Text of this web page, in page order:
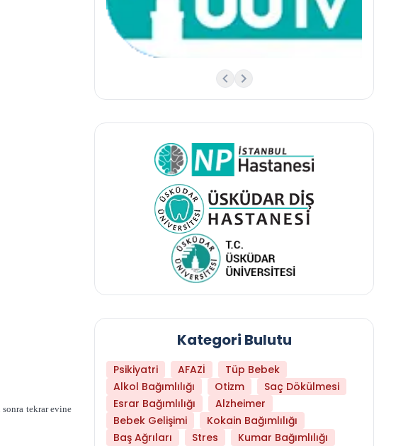
tekrar evine
Kategori Bulutu
Psikiyatri AFAZİ
Tüp Bebek
Alkol Bağımlılığı
Otizm
Saç Dökülmesi
Esrar Bağımlılığı
Alzheimer
Bebek Gelişimi
Kokain Bağımlılığı
Baş Ağrıları
Stres
Kumar Bağımlılığı